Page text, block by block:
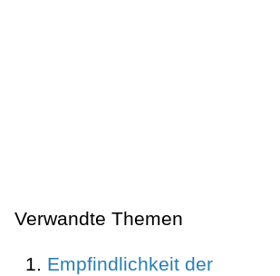
Verwandte Themen
Empfindlichkeit der